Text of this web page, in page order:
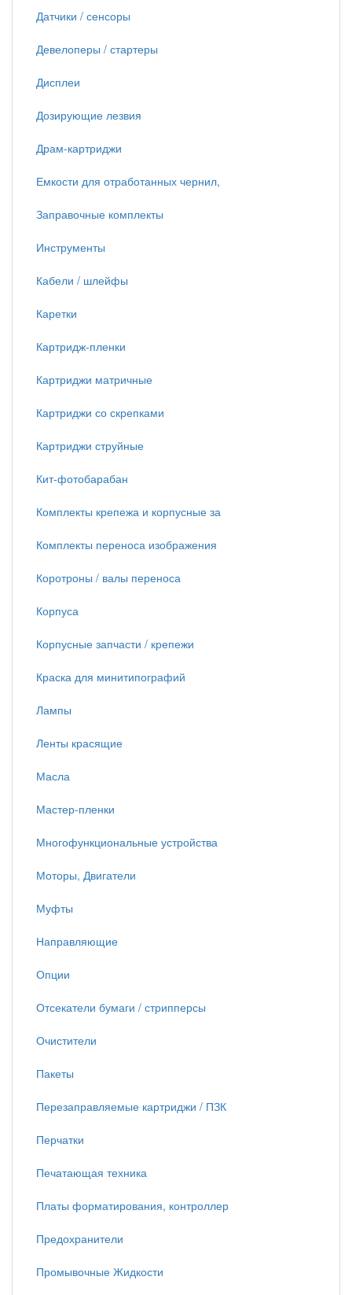
Датчики / сенсоры
Девелоперы / стартеры
Дисплеи
Дозирующие лезвия
Драм-картриджи
Емкости для отработанных чернил,
Заправочные комплекты
Инструменты
Кабели / шлейфы
Каретки
Картридж-пленки
Картриджи матричные
Картриджи со скрепками
Картриджи струйные
Кит-фотобарабан
Комплекты крепежа и корпусные за
Комплекты переноса изображения
Коротроны / валы переноса
Корпуса
Корпусные запчасти / крепежи
Краска для минитипографий
Лампы
Ленты красящие
Масла
Мастер-пленки
Многофункциональные устройства
Моторы, Двигатели
Муфты
Направляющие
Опции
Отсекатели бумаги / стрипперсы
Очистители
Пакеты
Перезаправляемые картриджи / ПЗК
Перчатки
Печатающая техника
Платы форматирования, контроллер
Предохранители
Промывочные Жидкости